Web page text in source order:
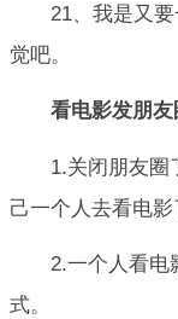
21、我是又
觉吧。
看电影发朋
1.关闭朋友圈
己一个人去看电影
2.一个人看电
式。